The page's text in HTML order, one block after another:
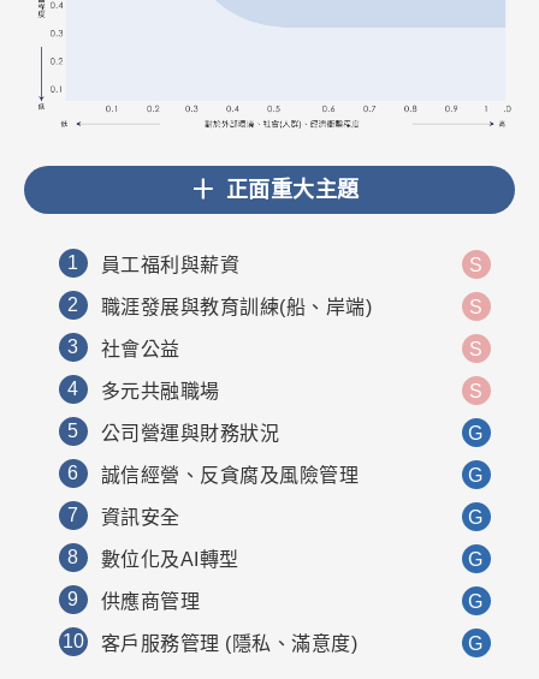
正面重大主題
1 員工福利與薪資
S
2
職涯發展與教育訓練(船、岸端)
S
3
社會公益
S
4
多元共融職場
S
5
公司營運與財務狀況
G
6
誠信經營、反貪腐及風險管理
G
7
資訊安全
G
8
數位化及AI轉型
G
9
供應商管理
G
10
客戶服務管理 (隱私、滿意度) G